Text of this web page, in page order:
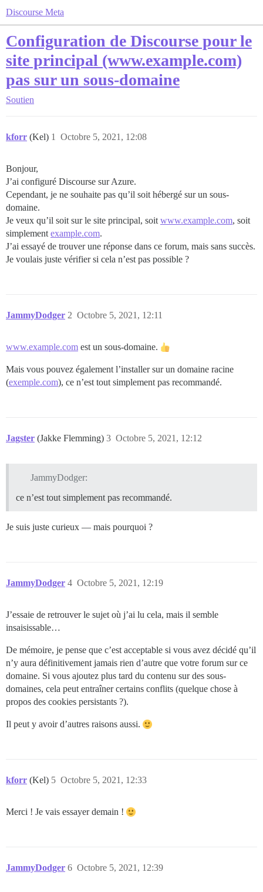
Discourse Meta
Configuration de Discourse pour le
site principal (www.example.com)
pas sur un sous-domaine
Soutien
kforr (Kel) Octobre 5, 2021, 12:08
1
Bonjour,
J’ai configuré Discourse sur Azure.
Cependant, je ne souhaite pas qu’il soit hébergé sur un sous-
domaine.
Je veux qu’il soit sur le site principal, soit www.example.com, soit
simplement example.com.
J’ai essayé de trouver une réponse dans ce forum, mais sans succès.
Je voulais juste vérifier si cela n’est pas possible ?
JammyDodger Octobre 5, 2021, 12:11
2
www.example.com est un sous-domaine.
Mais vous pouvez également l’installer sur un domaine racine
(exemple.com), ce n’est tout simplement pas recommandé.
Jagster (Jakke Flemming) Octobre 5, 2021, 12:12
3
JammyDodger:
ce n’est tout simplement pas recommandé.
Je suis juste curieux — mais pourquoi ?
JammyDodger Octobre 5, 2021, 12:19
4
J’essaie de retrouver le sujet où j’ai lu cela, mais il semble
insaisissable…
De mémoire, je pense que c’est acceptable si vous avez décidé qu’il
n’y aura définitivement jamais rien d’autre que votre forum sur ce
domaine. Si vous ajoutez plus tard du contenu sur des sous-
domaines, cela peut entraîner certains conflits (quelque chose à
propos des cookies persistants ?).
Il peut y avoir d’autres raisons aussi.
kforr (Kel) Octobre 5, 2021, 12:33
5
Merci ! Je vais essayer demain !
JammyDodger Octobre 5, 2021, 12:39
6